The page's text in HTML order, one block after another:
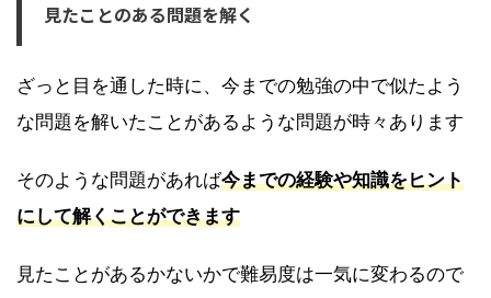
見たことのある問題を解く
ざっと目を通した時に、今までの勉強の中で似たよう
な問題を解いたことがあるような問題が時々あります
そのような問題があれば今までの経験や知識をヒント
にして解くことができます
見たことがあるかないかで難易度は一気に変わるので